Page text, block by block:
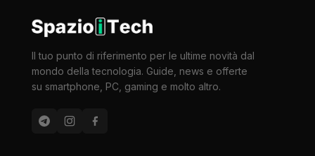
Il tuo punto di riferimento per le ultime novità dal
mondo della tecnologia. Guide, news e offerte
su smartphone, PC, gaming e molto altro.